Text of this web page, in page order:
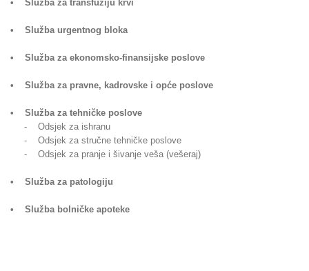
• Služba za transfuziju krvi
• Služba urgentnog bloka
• Služba za ekonomsko-finansijske poslove
• Služba za pravne, kadrovske i opće poslove
• Služba za tehničke poslove
- Odsjek za ishranu
- Odsjek za stručne tehničke poslove
- Odsjek za pranje i šivanje veša (vešeraj)
• Služba za patologiju
• Služba bolničke apoteke